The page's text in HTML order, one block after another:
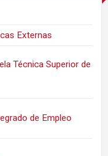
Externas
Técnica Superior de
de Empleo